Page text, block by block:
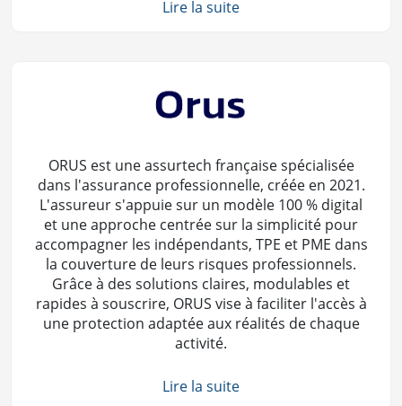
Lire la suite
ORUS est une assurtech française spécialisée
dans l'assurance professionnelle, créée en 2021.
L'assureur s'appuie sur un modèle 100 % digital
et une approche centrée sur la simplicité pour
accompagner les indépendants, TPE et PME dans
la couverture de leurs risques professionnels.
Grâce à des solutions claires, modulables et
rapides à souscrire, ORUS vise à faciliter l'accès à
une protection adaptée aux réalités de chaque
activité.
Lire la suite